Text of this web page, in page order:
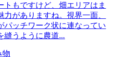
トもですけど、畑エリアはま
力がありますね。視界一面、
パッチワーク状に連なってい
縫うように農道...
物